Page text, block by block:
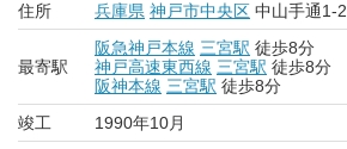
住所 兵庫県 神戸市中央区 中山手通1-
最寄駅
阪急神戸本線 三宮駅 徒歩8分
神戸高速東西線 三宮駅 徒歩8分
阪神本線 三宮駅 徒歩8分
竣工
1990年10月